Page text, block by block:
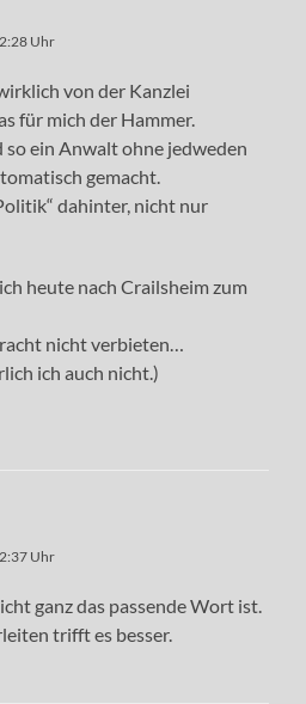
Uhr
von der Kanzlei
für mich der Hammer.
ein Anwalt ohne jedweden
gemacht.
dahinter, nicht nur
heute nach Crailsheim zum
nicht verbieten…
ich auch nicht.)
Uhr
ganz das passende Wort ist.
trifft es besser.